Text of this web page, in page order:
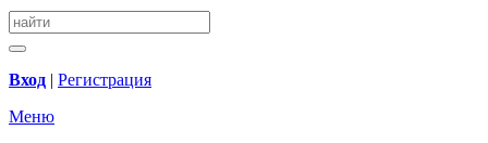
Вход | Регистрация
Меню